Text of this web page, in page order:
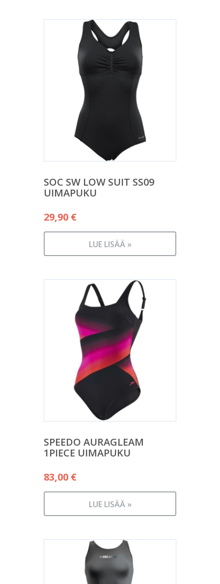
SOC SW LOW SUIT SS09
UIMAPUKU
29,90 €
LUE LISÄÄ »
SPEEDO AURAGLEAM
1PIECE UIMAPUKU
83,00 €
LUE LISÄÄ »